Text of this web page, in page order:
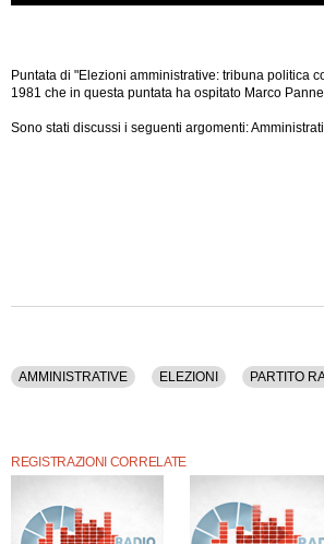
Puntata di "Elezioni amministrative: tribuna politica
1981 che in questa puntata ha ospitato Marco
Sono stati discussi i seguenti argomenti:
AMMINISTRATIVE ELEZIONI PARTITO
REGISTRAZIONI CORRELATE